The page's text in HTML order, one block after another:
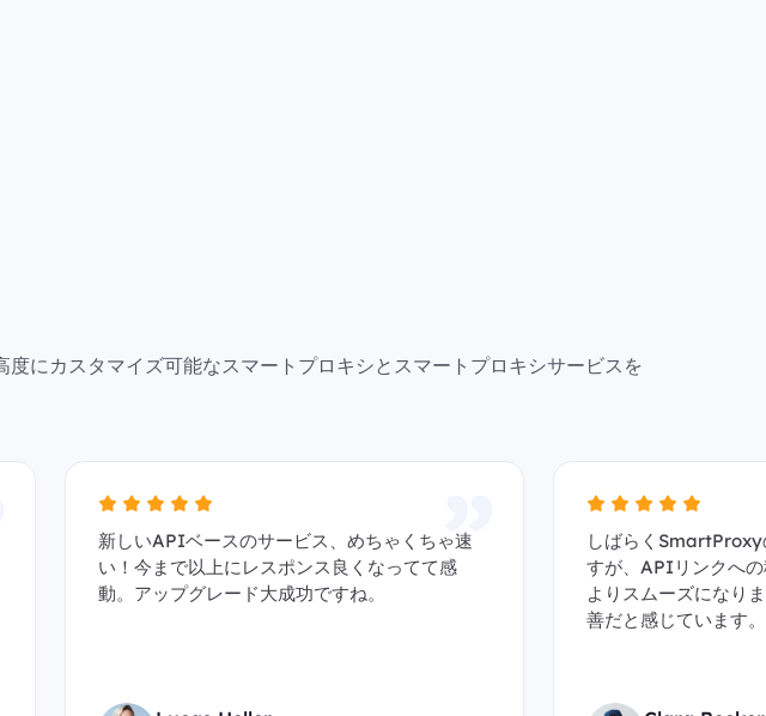
にカスタマイズ可能なスマートプロキシとスマートプロキシサービスを
新しいAPIベースのサービス、めちゃくちゃ速
い！今まで以上にレスポンス良くなってて感
動。アップグレード大成功ですね。
しばらくSmartProxy
すが、APIリンクへ
よりスムーズになり
善だと感じています。